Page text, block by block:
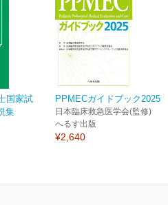
国家試
集
PPMECガイドブック2025
日本臨床救急医学会(監修)
へるす出版
¥2,640